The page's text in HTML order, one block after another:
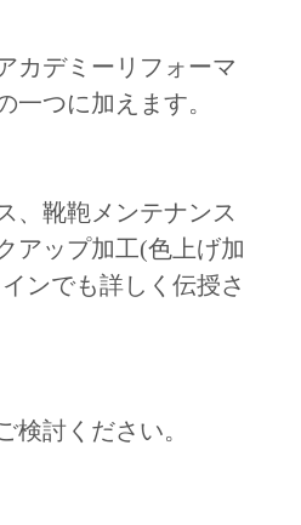
カデミーリフォーマ
一つに加えます。
、靴鞄メンテナンス
アップ加工(色上げ加
ンでも詳しく伝授さ
検討ください。